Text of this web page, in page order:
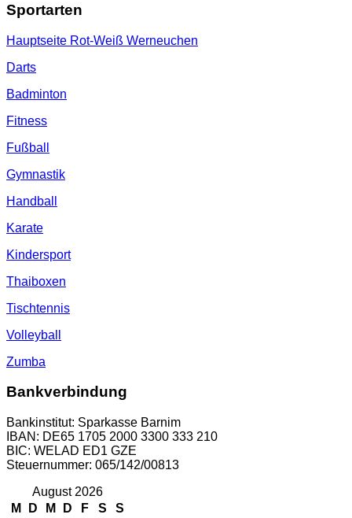
Sportarten
Hauptseite Rot-Weiß Werneuchen
Darts
Badminton
Fitness
Fußball
Gymnastik
Handball
Karate
Kindersport
Thaiboxen
Tischtennis
Volleyball
Zumba
Bankverbindung
Bankinstitut: Sparkasse Barnim
IBAN: DE65 1705 2000 3300 333 210
BIC: WELAD ED1 GZE
Steuernummer: 065/142/00813
August 2026
M
D M D F S S